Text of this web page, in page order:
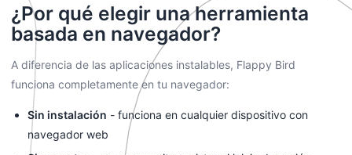
¿Por qué elegir una herramienta
basada en navegador?
A diferencia de las aplicaciones instalables, Flappy Bird
funciona completamente en tu navegador:
Sin instalación - funciona en cualquier dispositivo con
navegador web